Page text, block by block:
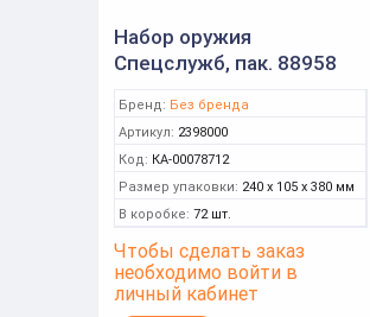
Набор оружия
Спецслужб, пак. 88958
Бренд: Без бренда
Артикул: 2398000
Код: КА-00078712
Размер упаковки: 240 x 105 x 380 мм
В коробке: 72 шт.
Чтобы сделать заказ
необходимо войти в
личный кабинет